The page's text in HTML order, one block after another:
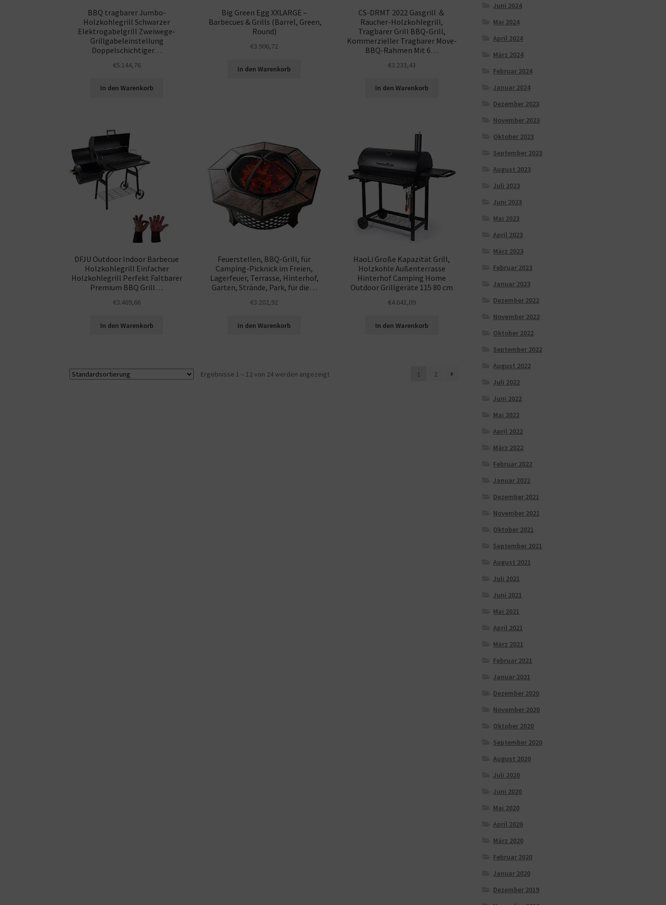
BBQ tragbarer Jumbo-
Holzkohlegrill Schwarzer
Elektrogabelgrill Zweiwege-
Grillgabeleinstellung
Doppelschichtiger…
€5.144,76
In den Warenkorb
Big Green Egg XXLARGE –
Barbecues & Grills (Barrel, Green,
Round)
€3.906,72
In den Warenkorb
CS-DRMT 2022 Gasgrill ＆
Raucher-Holzkohlegrill,
Tragbarer Grill BBQ-Grill,
Kommerzieller Tragbarer Move-
BBQ-Rahmen Mit 6…
€3.233,43
In den Warenkorb
DFJU Outdoor Indoor Barbecue
Holzkohlegrill Einfacher
Holzkohlegrill Perfekt Faltbarer
Premium BBQ Grill…
€3.469,66
In den Warenkorb
Feuerstellen, BBQ-Grill, für
Camping-Picknick im Freien,
Lagerfeuer, Terrasse, Hinterhof,
Garten, Strände, Park, für die…
€3.202,92
In den Warenkorb
HaoLi Große Kapazität Grill,
Holzkohle Außenterrasse
Hinterhof Camping Home
Outdoor Grillgeräte 115 80 cm
€4.641,09
In den Warenkorb
Ergebnisse 1 – 12 von 24 werden angezeigt 1 2
Juni 2024
Mai 2024
April 2024
März 2024
Februar 2024
Januar 2024
Dezember 2023
November 2023
Oktober 2023
September 2023
August 2023
Juli 2023
Juni 2023
Mai 2023
April 2023
März 2023
Februar 2023
Januar 2023
Dezember 2022
November 2022
Oktober 2022
September 2022
August 2022
Juli 2022
Juni 2022
Mai 2022
April 2022
März 2022
Februar 2022
Januar 2022
Dezember 2021
November 2021
Oktober 2021
September 2021
August 2021
Juli 2021
Juni 2021
Mai 2021
April 2021
März 2021
Februar 2021
Januar 2021
Dezember 2020
November 2020
Oktober 2020
September 2020
August 2020
Juli 2020
Juni 2020
Mai 2020
April 2020
März 2020
Februar 2020
Januar 2020
Dezember 2019